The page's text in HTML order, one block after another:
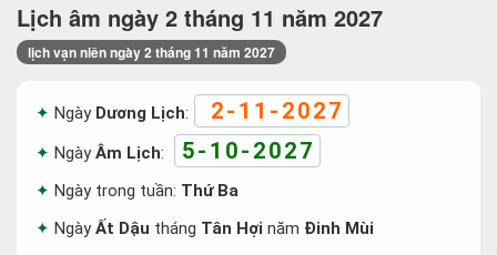
Lịch âm ngày 2 tháng 11 năm 2027
lịch vạn niên ngày 2 tháng 11 năm 2027
Ngày Dương Lịch: 2-11-2027
NgàyÂm Lịch: 5-10-2027
Ngày trong tuần: Thứ Ba
NgàyẤt Dậu tháng Tân Hợi năm Đinh Mùi